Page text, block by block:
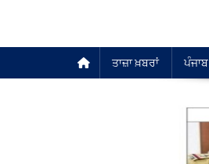
ਤਾਜ਼ਾ ਖ਼ਬਰਾਂ ਪੰਜਾਬ